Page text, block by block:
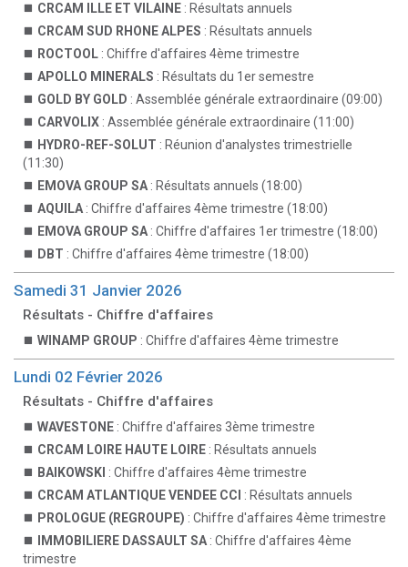
CRCAM ILLE ET VILAINE : Résultats annuels
CRCAM SUD RHONE ALPES : Résultats annuels
ROCTOOL : Chiffre d'affaires 4ème trimestre
APOLLO MINERALS : Résultats du 1er semestre
GOLD BY GOLD : Assemblée générale extraordinaire (09:00)
CARVOLIX : Assemblée générale extraordinaire (11:00)
HYDRO-REF-SOLUT : Réunion d'analystes trimestrielle
(11:30)
EMOVA GROUP SA : Résultats annuels (18:00)
AQUILA : Chiffre d'affaires 4ème trimestre (18:00)
EMOVA GROUP SA : Chiffre d'affaires 1er trimestre (18:00)
DBT : Chiffre d'affaires 4ème trimestre (18:00)
Samedi 31 Janvier 2026
Résultats - Chiffre d'affaires
WINAMP GROUP : Chiffre d'affaires 4ème trimestre
Lundi 02 Février 2026
Résultats - Chiffre d'affaires
WAVESTONE : Chiffre d'affaires 3ème trimestre
CRCAM LOIRE HAUTE LOIRE : Résultats annuels
BAIKOWSKI : Chiffre d'affaires 4ème trimestre
CRCAM ATLANTIQUE VENDEE CCI : Résultats annuels
PROLOGUE (REGROUPE) : Chiffre d'affaires 4ème trimestre
IMMOBILIERE DASSAULT SA : Chiffre d'affaires 4ème
trimestre